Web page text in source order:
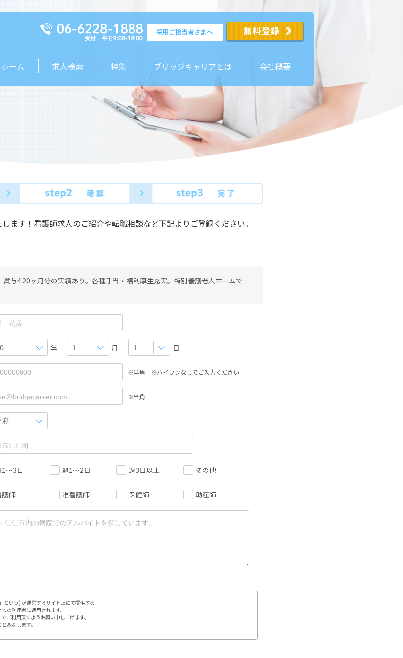
ホーム 求人検索 特集 ブリッジキャリアとは 会社概要
します！看護師求人のご紹介や転職相談など下記よりご登録ください。
賞与4.20ヶ月分の実績あり。各種手当・福利厚生充実。特別養護老人ホームで
年 月 日
※半角 ※ハイフンなしでご入力ください
※半角
1～3日 週1～2日 週3日以上 その他
護師 准看護師 保健師 助産師
という) が運営するサイト上にて提供する
の利用者に適用されます。
ご利用頂くようお願い申し上げます。
みなします。